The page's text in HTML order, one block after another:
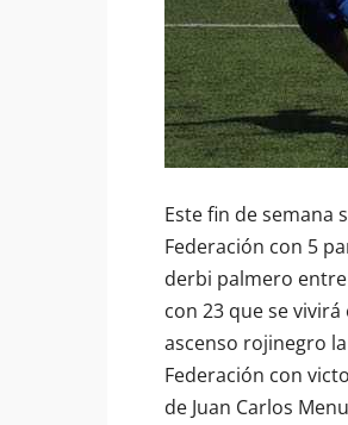
Este fin de semana
Federación con 5
derbi palmero entre
con 23 que se
ascenso rojinegro
Federación con
de Juan Carlos